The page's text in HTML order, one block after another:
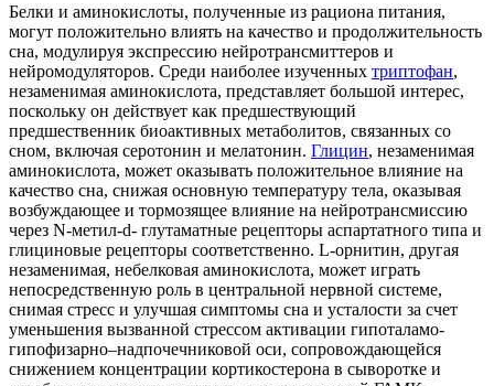
Белки и аминокислоты, полученные из рациона питания,
могут положительно влиять на качество и продолжительность
сна, модулируя экспрессию нейротрансмиттеров и
нейромодуляторов. Среди наиболее изученных триптофан,
незаменимая аминокислота, представляет большой интерес,
поскольку он действует как предшествующий
предшественник биоактивных метаболитов, связанных со
сном, включая серотонин и мелатонин. Глицин, незаменимая
аминокислота, может оказывать положительное влияние на
качество сна, снижая основную температуру тела, оказывая
возбуждающее и тормозящее влияние на нейротрансмиссию
через N-метил-d- глутаматные рецепторы аспартатного типа и
глициновые рецепторы соответственно. L-орнитин, другая
незаменимая, небелковая аминокислота, может играть
непосредственную роль в центральной нервной системе,
снимая стресс и улучшая симптомы сна и усталости за счет
уменьшения вызванной стрессом активации гипоталамо-
гипофизарно–надпочечниковой оси, сопровождающейся
снижением концентрации кортикостерона в сыворотке и